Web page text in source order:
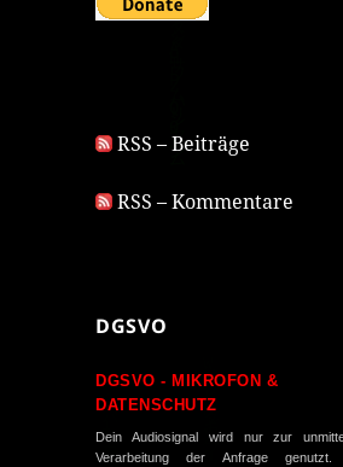
RSS – Beiträge
RSS – Kommentare
DGSVO
DGSVO - MIKROFON &
DATENSCHUTZ
Dein Audiosignal wird nur zur
Verarbeitung der Anfrage genutzt.